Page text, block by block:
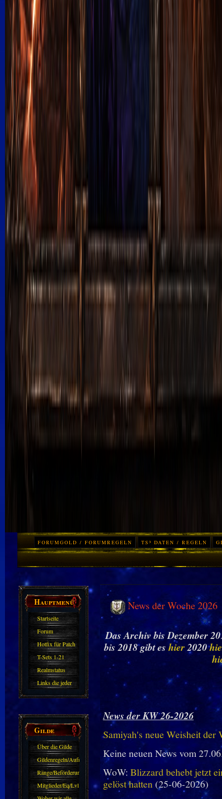
FORUMGOLD / FORUMREGELN TS³ DATEN / REGELN
Hauptmenü
Startseite
Forum
Hotfix für Patch
11.X
T-Sets 1-21
Realmstatus
Links die jeder
kennen sollte?!
Gilde
Über die Gilde
(DAW)
Gildenregeln/Aufnahme
Ränge/Beförderungen
Mitglieder/Eq/Lvl
News der Woche 2026
Das Archiv bis Dezember
bis 2018 gibt es hier2020
News der KW 26-2026
Samiyah's neue Weisheit der
Keine neuen News vom
WoW: Blizzard behebt jetzt
gelöst hatten(25-06-2026)